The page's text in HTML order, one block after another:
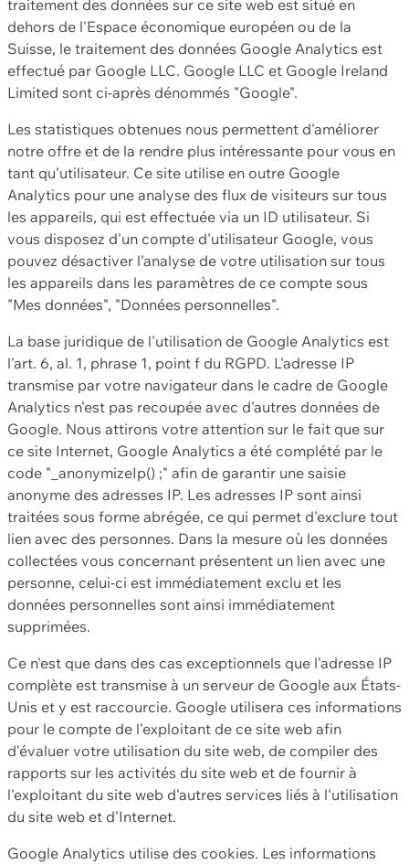
traitement des données sur ce site web est situé en
dehors de l'Espace économique européen ou de la
Suisse, le traitement des données Google Analytics est
effectué par Google LLC. Google LLC et Google Ireland
Limited sont ci-après dénommés "Google".
Les statistiques obtenues nous permettent d'améliorer
notre offre et de la rendre plus intéressante pour vous en
tant qu'utilisateur. Ce site utilise en outre Google
Analytics pour une analyse des flux de visiteurs sur tous
les appareils, qui est effectuée via un ID utilisateur. Si
vous disposez d'un compte d'utilisateur Google, vous
pouvez désactiver l'analyse de votre utilisation sur tous
les appareils dans les paramètres de ce compte sous
"Mes données", "Données personnelles".
La base juridique de l'utilisation de Google Analytics est
l'art. 6, al. 1, phrase 1, point f du RGPD. L'adresse IP
transmise par votre navigateur dans le cadre de Google
Analytics n'est pas recoupée avec d'autres données de
Google. Nous attirons votre attention sur le fait que sur
ce site Internet, Google Analytics a été complété par le
code "_anonymizeIp() ;" afin de garantir une saisie
anonyme des adresses IP. Les adresses IP sont ainsi
traitées sous forme abrégée, ce qui permet d'exclure tout
lien avec des personnes. Dans la mesure où les données
collectées vous concernant présentent un lien avec une
personne, celui-ci est immédiatement exclu et les
données personnelles sont ainsi immédiatement
supprimées.
Ce n'est que dans des cas exceptionnels que l'adresse IP
complète est transmise à un serveur de Google aux États-
Unis et y est raccourcie. Google utilisera ces informations
pour le compte de l'exploitant de ce site web afin
d'évaluer votre utilisation du site web, de compiler des
rapports sur les activités du site web et de fournir à
l'exploitant du site web d'autres services liés à l'utilisation
du site web et d'Internet.
Google Analytics utilise des cookies. Les informations